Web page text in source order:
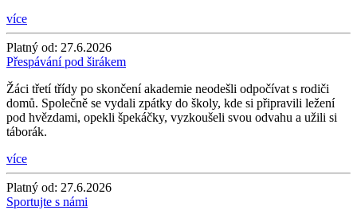
více
Platný od: 27.6.2026
Přespávání pod širákem
Žáci třetí třídy po skončení akademie neodešli odpočívat s rodiči
domů. Společně se vydali zpátky do školy, kde si připravili ležení
pod hvězdami, opekli špekáčky, vyzkoušeli svou odvahu a užili si
táborák.
více
Platný od: 27.6.2026
Sportujte s námi